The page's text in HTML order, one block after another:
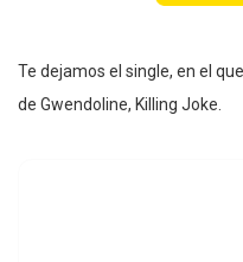
Te dejamos el single, en el
de Gwendoline, Killing Joke.